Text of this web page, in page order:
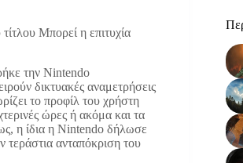
Μπορεί η επιτυχία
την Nintendo
δικτυακές αναμετρήσεις
το προφίλ του χρήστη
ώρες ή ακόμα και τα
η ίδια η Nintendo δήλωσε
τεράστια ανταπόκριση του